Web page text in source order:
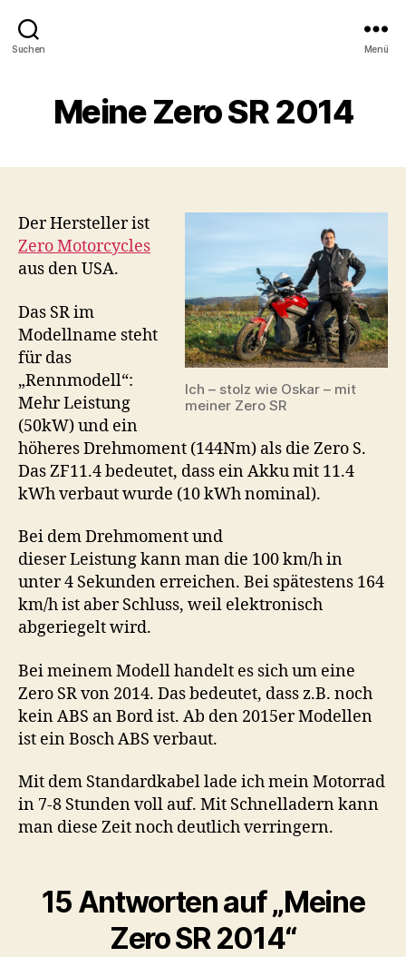
Suchen Menü
Meine Zero SR 2014
Ich – stolz wie Oskar – mit
meiner Zero SR
Der Hersteller ist
Zero Motorcycles
aus den USA.
Das SR im
Modellname steht
für das
„Rennmodell“:
Mehr Leistung
(50kW) und ein
höheres Drehmoment (144Nm) als die Zero S.
Das ZF11.4 bedeutet, dass ein Akku mit 11.4
kWh verbaut wurde (10 kWh nominal).
Bei dem Drehmoment und
dieser Leistung kann man die 100 km/h in
unter 4 Sekunden erreichen. Bei spätestens 164
km/h ist aber Schluss, weil elektronisch
abgeriegelt wird.
Bei meinem Modell handelt es sich um eine
Zero SR von 2014. Das bedeutet, dass z.B. noch
kein ABS an Bord ist. Ab den 2015er Modellen
ist ein Bosch ABS verbaut.
Mit dem Standardkabel lade ich mein Motorrad
in 7-8 Stunden voll auf. Mit Schnelladern kann
man diese Zeit noch deutlich verringern.
15 Antworten auf „Meine
Zero SR 2014“